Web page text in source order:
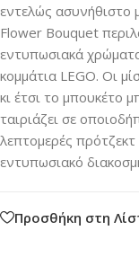
εντελώς ασυνήθιστο
Flower Bouquet
εντυπωσιακά
κομμάτια LEGO. Οι
κι έτσι το μπουκέτο
ταιριάζει σε
λεπτομερές
εντυπωσιακό
Προσθήκη στη